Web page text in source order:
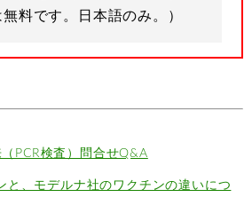
料です。日本語のみ。）
PCR検査）問合せQ&A
と、モデルナ社のワクチンの違いにつ